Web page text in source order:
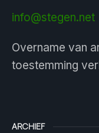
info@stegen.net
Overname van
toestemming
ARCHIEF